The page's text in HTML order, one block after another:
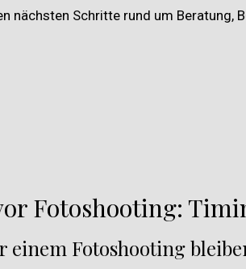
nächsten Schritte rund um Beratung,
Fotoshooting:
einem Fotoshooting